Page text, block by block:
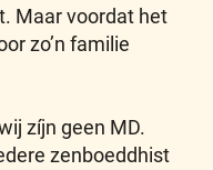
Maar voordat het
zo’n familie
zíjn geen MD.
zenboeddhist